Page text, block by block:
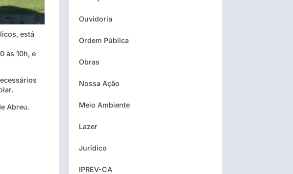
está
às 10h, e
Abreu.
Ouvidoria
Ordem Pública
Obras
Nossa Ação
Meio Ambiente
Lazer
Jurídico
IPREV-CA